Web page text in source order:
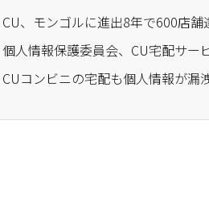
CU、モンゴルに進出8年で600店舗
個人情報保護委員会、CU宅配サ
CUコンビニの宅配も個人情報が